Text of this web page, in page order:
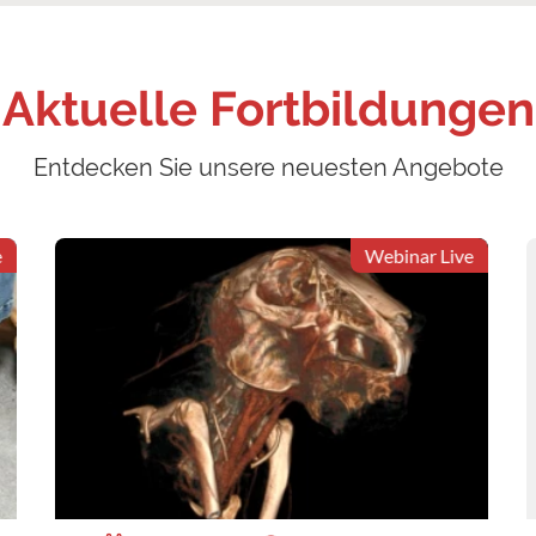
Aktuelle Fortbildungen
Entdecken Sie unsere neuesten Angebote
Webinar Live